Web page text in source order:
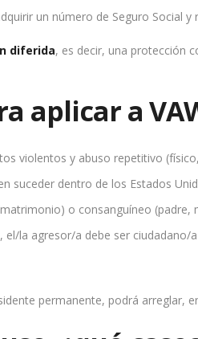
un número de Seguro Social y
diferida, es decir, una protección
aplicar a
violentos y abuso repetitivo
suceder dentro de los Estados
o consanguíneo (padre,
el/la agresor/a debe ser ciudadano/
permanente, podrá arreglar,